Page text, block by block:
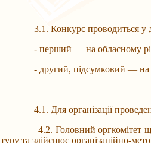
3.1. Конкурс проводиться у
- перший — на обласному
- другий, підсумковий — на
4.1. Для організації
4.2. Головний оргкомітет
туру та здійснює організаційно-